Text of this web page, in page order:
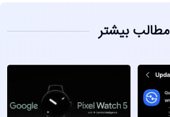
مطالب بیشتر